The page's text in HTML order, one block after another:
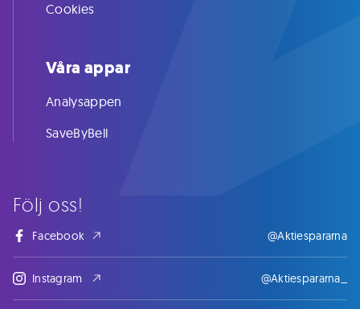
Följ oss!
Facebook @Aktiespararna
Instagram @Aktiespararna_
Cookies
Våra appar
Analysappen
SaveByBell